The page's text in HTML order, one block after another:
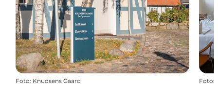
Foto: Knudsens Gaard Foto: